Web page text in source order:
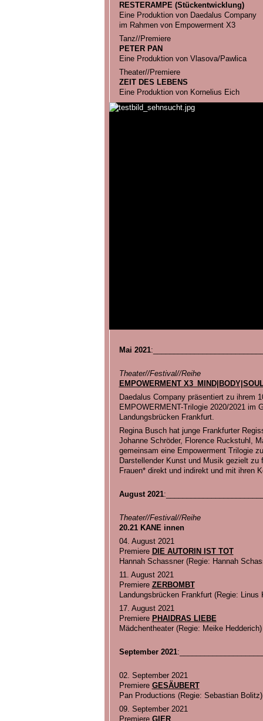
RESTERAMPE (Stückentwicklung)
Eine Produktion von Daedalus Company
im Rahmen von Empowerment X3
Tanz//Premiere
PETER PAN
Eine Produktion von Vlasova/Pawlica
Theater//Premiere
ZEIT DES LEBENS
Eine Produktion von Kornelius Eich
Mai 2021
Theater//Festival//Reihe
EMPOWERMENT
Daedalus Company präsentiert zu ihrem
EMPOWERMENT-Trilogie 2020/2021 im
Landungsbrücken Frankfurt.
Regina Busch hat junge Frankfurter
Johanne Schröder, Florence Ruckstuhl,
gemeinsam eine Empowerment Trilogie
Darstellender Kunst und Musik gezielt zu
Frauen* direkt und indirekt und mit ihren
August 2021
Theater//Festival//Reihe
20.21 KANE innen
04. August 2021
Premiere DIE AUTORIN IST TOT
Hannah Schassner (Regie: Hannah
11. August 2021
Premiere ZERBOMBT
Landungsbrücken Frankfurt (Regie: Linus
17. August 2021
Premiere PHAIDRAS LIEBE
Mädchentheater (Regie: Meike Hedderich)
September 2021
02. September 2021
Premiere GESÄUBERT
Pan Productions (Regie: Sebastian Bolitz)
09. September 2021
Premiere GIER